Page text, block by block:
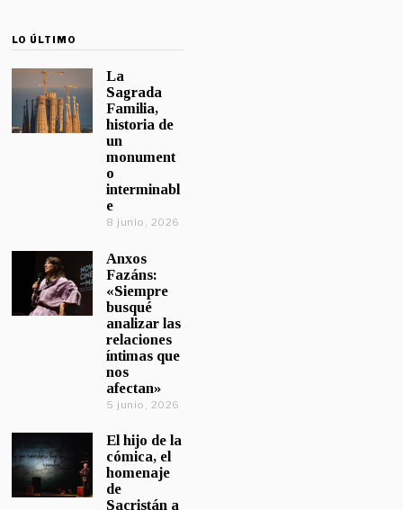
LO ÚLTIMO
La
Sagrada
Familia,
historia de
un
monument
o
interminabl
e
8 junio, 2026
Anxos
Fazáns:
«Siempre
busqué
analizar las
relaciones
íntimas que
nos
afectan»
5 junio, 2026
El hijo de la
cómica, el
homenaje
de
Sacristán a